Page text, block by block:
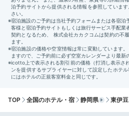
海からのぼる朝日に
心震える
TOP 全国のホテル・宿 静岡県 東伊豆